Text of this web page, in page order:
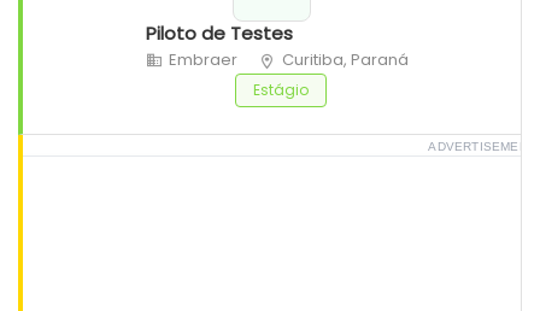
Piloto de Testes
Embraer Curitiba, Paraná
Estágio
ADVERTISEMENT